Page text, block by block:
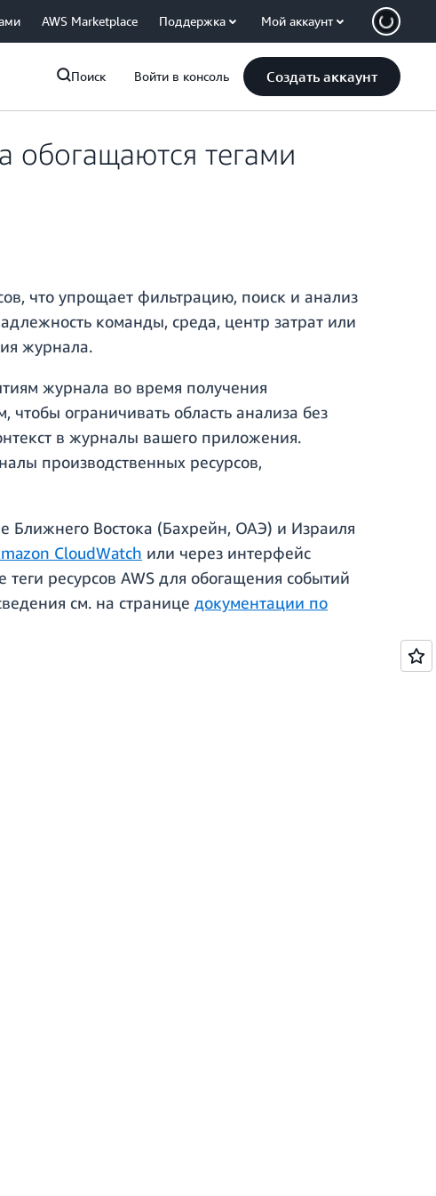
AWS Marketplace Поддержка Мой аккаунт
Поиск Войти в консоль Создать аккаунт
обогащаются тегами
что упрощает фильтрацию, поиск и анализ
команды, среда, центр затрат или
журнала.
журнала во время получения
чтобы ограничивать область анализа без
в журналы вашего приложения.
производственных ресурсов,
Ближнего Востока (Бахрейн, ОАЭ) и Израиля
CloudWatch или через интерфейс
теги ресурсов AWS для обогащения событий
см. на странице документации по